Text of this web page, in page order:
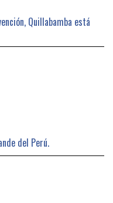
Quillabamba está
del Perú.